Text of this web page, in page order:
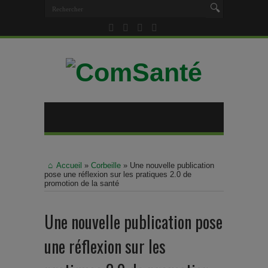
Accueil » Corbeille » Une nouvelle publication
pose une réflexion sur les pratiques 2.0 de
promotion de la santé
Une nouvelle publication pose
une réflexion sur les